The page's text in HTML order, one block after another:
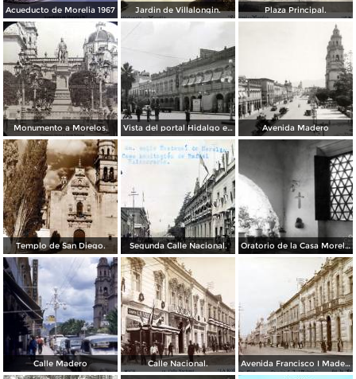
Acueducto de Morelia 1967 Jardin de Villalongin. Plaza Principal.
Monumento a Morelos. Vista del portal Hidalgo en Morelia Michoacán ( Circulada el 6 de Abril de 1957 ). Avenida Madero
Templo de San Diego. Segunda Calle Nacional. Oratorio de la Casa Morelos
Calle Madero Calle Nacional. Avenida Francisco I Madero.